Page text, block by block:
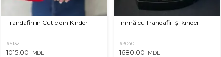
Trandafiri in Cutie din Kinder
#5132
1015,00 MDL
Inimă cu Trandafiri și Kinder
#3040
1680,00 MDL